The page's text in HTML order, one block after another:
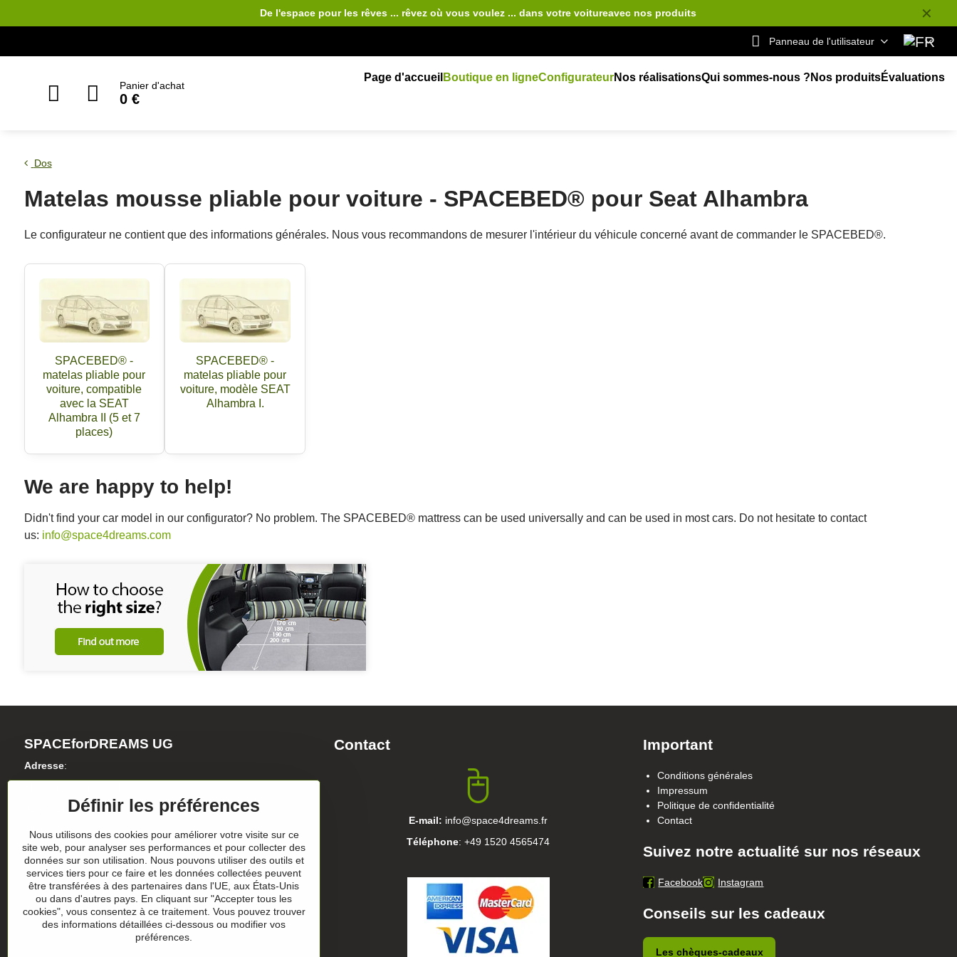
✕
De l'espace pour les rêves ... rêvez où vous voulez ... dans votre voitureavec nos produits
Panneau de l'utilisateur
Panier d'achat
0 €
Page d'accueil Boutique en ligneConfigurateurNos réalisationsQui sommes-nous ? Nos produitsÉvaluations
Dos
Matelas mousse pliable pour voiture - SPACEBED® pour Seat Alhambra
Le configurateur ne contient que des informations générales. Nous vous recommandons de mesurer l'intérieur du véhicule concerné avant de commander le SPACEBED®.
SPACEBED® -
matelas pliable pour
voiture, compatible
avec la SEAT
Alhambra II (5 et 7
places)
SPACEBED® -
matelas pliable pour
voiture, modèle SEAT
Alhambra I.
We are happy to help!
Didn't find your car model in our configurator? No problem. The SPACEBED® mattress can be used universally and can be used in most cars. Do not hesitate to contact
us: info@space4dreams.com
SPACEforDREAMS UG
Adresse:
01307 Dresden
Allemagne
Numéro d'identification de l'entreprise: HRB 36986
N° de TVA.: DE305357390
Contact
E-mail: info@space4dreams.fr
Téléphone: +49 1520 4565474
Important
Conditions générales
Impressum
Politique de confidentialité
Contact
Suivez notre actualité sur nos réseaux
Facebook Instagram
Conseils sur les cadeaux
Les chèques-cadeaux
Définir les préférences
Nous utilisons des cookies pour améliorer votre visite sur ce
site web, pour analyser ses performances et pour collecter des
données sur son utilisation. Nous pouvons utiliser des outils et
services tiers pour ce faire et les données collectées peuvent
être transférées à des partenaires dans l'UE, aux États-Unis
ou dans d'autres pays. En cliquant sur "Accepter tous les
cookies", vous consentez à ce traitement. Vous pouvez trouver
des informations détaillées ci-dessous ou modifier vos
préférences.